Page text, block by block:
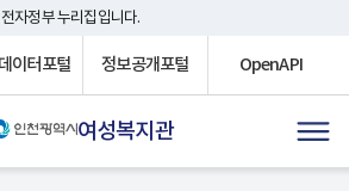
자정부 누리집입니다.
이터포털 정보공개포털 OpenAPI
여성복지관